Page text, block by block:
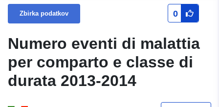
Zbirka podatkov 0
Numero eventi di malattia
per comparto e classe di
durata 2013-2014